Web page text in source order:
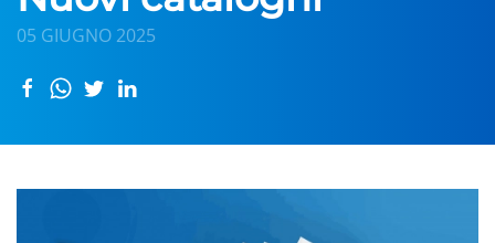
05 GIUGNO 2025